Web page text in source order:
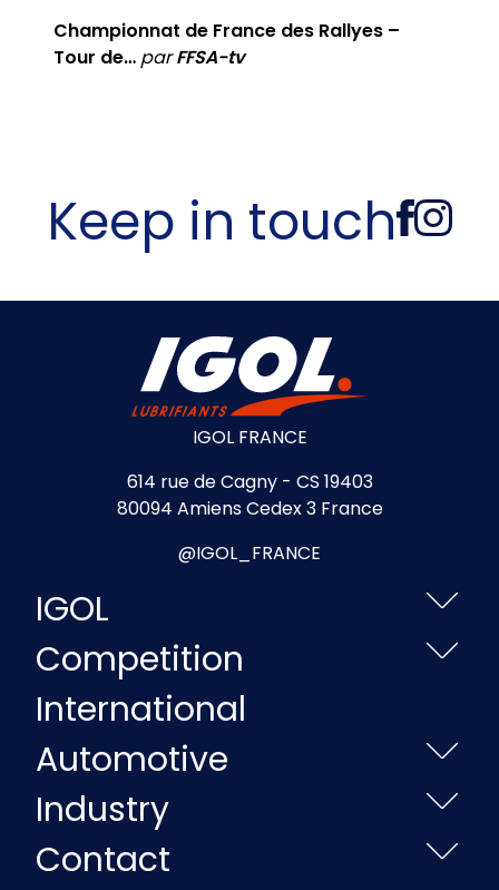
Championnat de France des Rallyes –
Tour de… parFFSA-tv
Keep in touch
IGOL FRANCE
614 rue de Cagny - CS 19403
80094 Amiens Cedex 3 France
@IGOL_FRANCE
IGOL
Competition
International
Automotive
Industry
Contact